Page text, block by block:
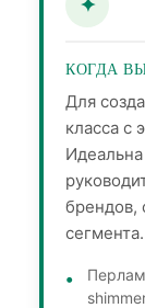
КОГДА
Для
класса с
Идеальна
брендов,
сегмента.